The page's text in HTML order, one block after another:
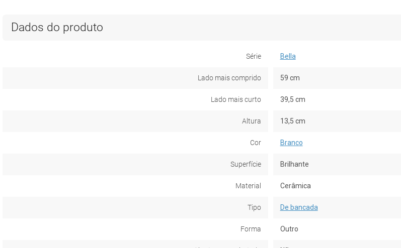
Dados do produto
Série Bella
Lado mais comprido 59 cm
Lado mais curto 39,5 cm
Altura 13,5 cm
Cor Branco
Superfície Brilhante
Material Cerâmica
Tipo De bancada
Forma Outro